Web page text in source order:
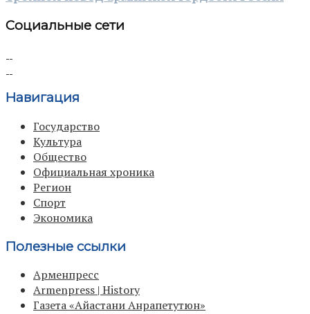
Социальные сети
Навигация
Государство
Культура
Общество
Официальная хроника
Регион
Спорт
Экономика
Полезные ссылки
Арменпресс
Armenpress | History
Газета «Айастани Анрапетутюн»